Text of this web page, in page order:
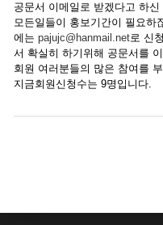
공문서 이메일로 받겠다고 하
모든일들이 홍보기간이 필요하
에는 pajujc@hanmail.net로 신
서 확실히 하기위해 공문서를
회원 여러분들의 많은 참여를
지금회원신청수는 9명입니다.